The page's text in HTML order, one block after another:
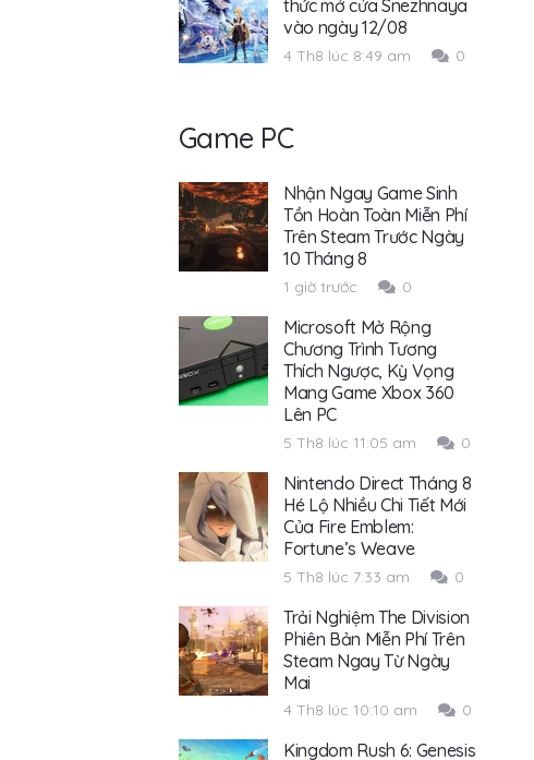
thức mở cửa Snezhnaya
vào ngày 12/08
4 Th8 lúc 8:49 am 0
Game PC
Nhận Ngay Game Sinh
Tồn Hoàn Toàn Miễn Phí
Trên Steam Trước Ngày
10 Tháng 8
1 giờ trước 0
Microsoft Mở Rộng
Chương Trình Tương
Thích Ngược, Kỳ Vọng
Mang Game Xbox 360
Lên PC
5 Th8 lúc 11:05 am 0
Nintendo Direct Tháng 8
Hé Lộ Nhiều Chi Tiết Mới
Của Fire Emblem:
Fortune’s Weave
5 Th8 lúc 7:33 am 0
Trải Nghiệm The Division
Phiên Bản Miễn Phí Trên
Steam Ngay Từ Ngày
Mai
4 Th8 lúc 10:10 am 0
Kingdom Rush 6: Genesis